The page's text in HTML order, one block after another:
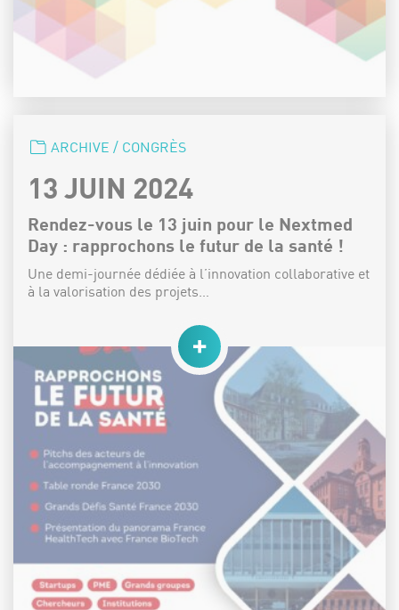
CATÉGORIE :
ARCHIVE / CONGRÈS
DATE :
13 JUIN 2024
Rendez-vous le 13 juin pour le Nextmed
Day : rapprochons le futur de la santé !
Une demi-journée dédiée à l’innovation collaborative et
à la valorisation des projets…